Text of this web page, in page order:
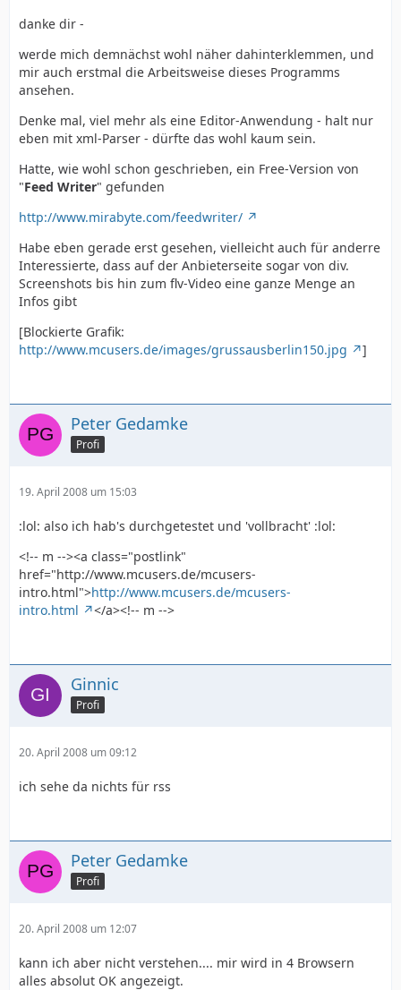
danke dir -
werde mich demnächst wohl näher dahinterklemmen, und
mir auch erstmal die Arbeitsweise dieses Programms
ansehen.
Denke mal, viel mehr als eine Editor-Anwendung - halt nur
eben mit xml-Parser - dürfte das wohl kaum sein.
Hatte, wie wohl schon geschrieben, ein Free-Version von
"Feed Writer" gefunden
http://www.mirabyte.com/feedwriter/
Habe eben gerade erst gesehen, vielleicht auch für anderre
Interessierte, dass auf der Anbieterseite sogar von div.
Screenshots bis hin zum flv-Video eine ganze Menge an
Infos gibt
[Blockierte Grafik:
http://www.mcusers.de/images/grussausberlin150.jpg
]
Peter Gedamke
Profi
19. April 2008 um 15:03
:lol: also ich hab's durchgetestet und 'vollbracht' :lol:
<!-- m --><a class="postlink"
href="http://www.mcusers.de/mcusers-
intro.html">http://www.mcusers.de/mcusers-
intro.html
</a><!-- m -->
Ginnic
Profi
20. April 2008 um 09:12
ich sehe da nichts für rss
Peter Gedamke
Profi
20. April 2008 um 12:07
kann ich aber nicht verstehen.... mir wird in 4 Browsern
alles absolut OK angezeigt.